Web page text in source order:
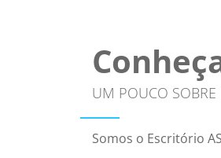
UM POUCO SOBRE
Somos o Escritório